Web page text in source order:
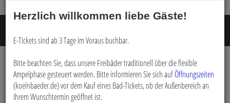
Buchen
Herzlich willkommen liebe Gäste!
E-Tickets sind ab 3 Tage im Voraus buchbar.
Bitte beachten Sie, dass unsere Freibäder traditionell über die flexible
Ampelphase gesteuert werden. Bitte informieren Sie sich aufÖffnungszeiten
(koelnbaeder.de) vor dem Kauf eines Bad-Tickets, ob der Außenbereich an
Ihrem Wunschtermin geöffnet ist.